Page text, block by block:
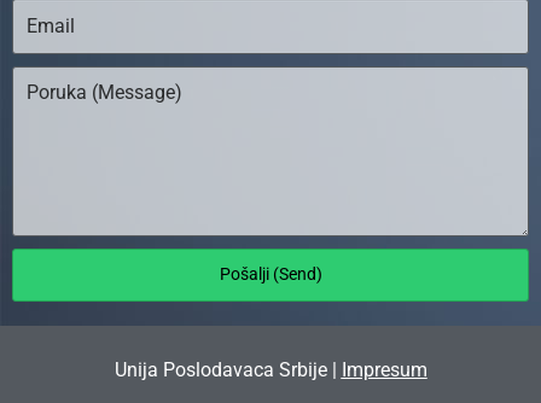
Pošalji (Send)
Unija Poslodavaca Srbije | Impresum